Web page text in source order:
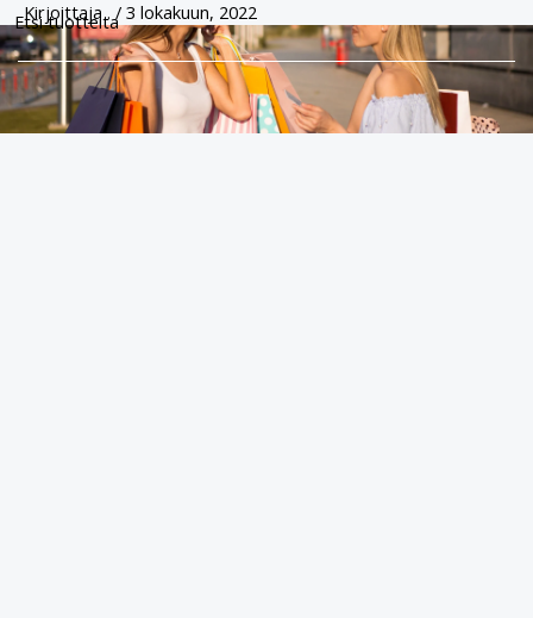
Etsi tuotteita
Siirry
sisältöön
Kirjoittaja. / 3 lokakuun, 2022